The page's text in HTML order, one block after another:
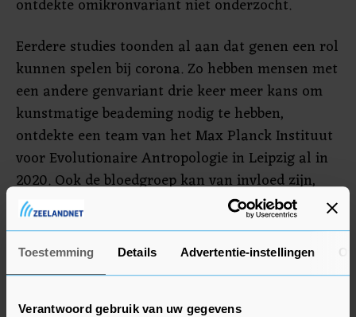
Toestemming Details Advertentie-instellingen
Verantwoord gebruik van uw gegevens
ontdekte omikronvariant niet onderzocht.
Eerdere studies toonden al aan dat genen een rol
kunnen spelen bij corona. Zo hebben mensen met
een andere genvariant drie keer meer kans om
kunstmatige beademing nodig te hebben,
ontdekte een team van het Max Planck Instituut
voor Evolutionaire Antropologie in Leipzig al in
2020. Ook de bloedgroep kan van invloed zijn,
zowel op hoe makkelijk iemand besmet raakt als
op hoe ernstig ziek iemand wordt.